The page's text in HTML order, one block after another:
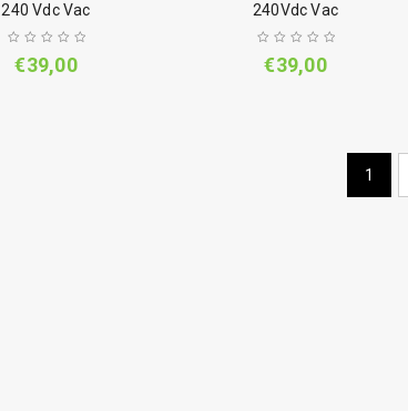
240 Vdc Vac
€39,00
240Vdc Vac
€39,00
1